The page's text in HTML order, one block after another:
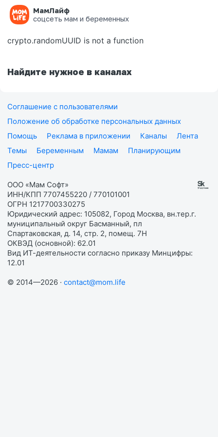
МамЛайф
соцсеть мам и беременных
Ошибка на странице
crypto.randomUUID is not a function
Найдите нужное в каналах
Соглашение с пользователями
Положение об обработке персональных данных
Помощь
Реклама в приложении Каналы
Лента
Темы
Беременным Мамам
Планирующим
Пресс-центр
ООО «Мам Софт»
ИНН/КПП 7707455220 / 770101001
ОГРН 1217700330275
Юридический адрес: 105082, Город Москва, вн.тер.г.
муниципальный округ Басманный, пл
Спартаковская, д. 14, стр. 2, помещ. 7Н
ОКВЭД (основной): 62.01
Вид ИТ-деятельности согласно приказу Минцифры:
12.01
© 2014—2026 · contact@mom.life